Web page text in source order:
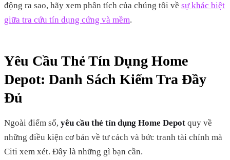
động ra sao, hãy xem phân tích của chúng tôi về sự khác biệt
giữa tra cứu tín dụng cứng và mềm.
Yêu Cầu Thẻ Tín Dụng Home
Depot: Danh Sách Kiểm Tra Đầy
Đủ
Ngoài điểm số, yêu cầu thẻ tín dụng Home Depot quy về
những điều kiện cơ bản về tư cách và bức tranh tài chính mà
Citi xem xét. Đây là những gì bạn cần.